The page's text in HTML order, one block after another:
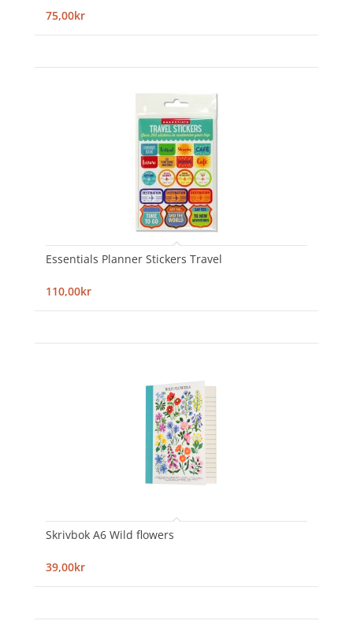
75,00kr
Essentials Planner Stickers Travel
110,00kr
Skrivbok A6 Wild flowers
39,00kr